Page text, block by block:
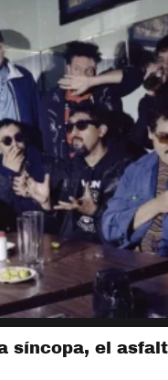
síncopa, el